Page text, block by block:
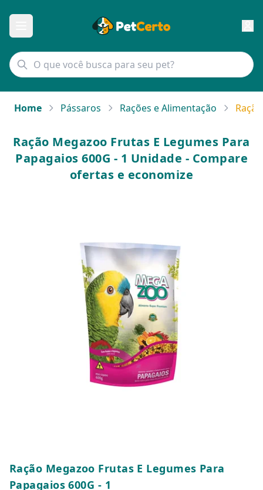
Home Pássaros Rações e Alimentação
Ração Megazoo Frutas E Legumes Para
Papagaios 600G - 1 Unidade - Compare
ofertas e economize
Ração Megazoo Frutas E Legumes Para
Papagaios 600G - 1